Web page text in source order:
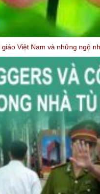
tế của LHQ nhằm bảo vệ